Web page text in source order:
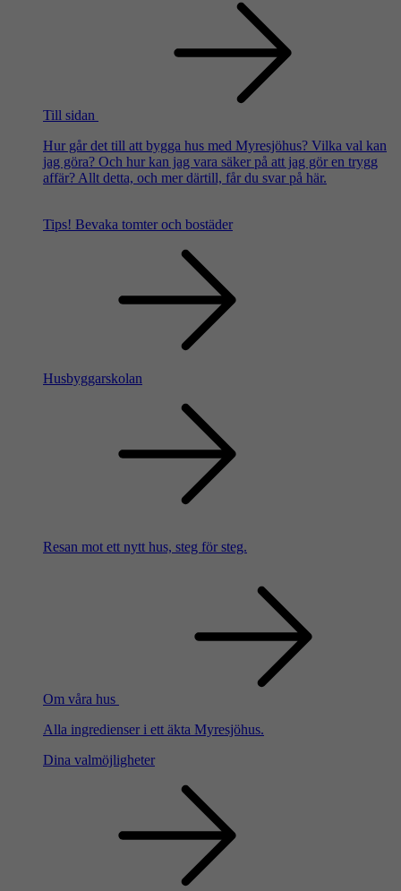
Till sidan
Hur går det till att bygga hus med Myresjöhus? Vilka val kan
jag göra? Och hur kan jag vara säker på att jag gör en trygg
affär? Allt detta, och mer därtill, får du svar på här.
Tips! Bevaka tomter och bostäder
Husbyggarskolan
Resan mot ett nytt hus, steg för steg.
Om våra hus
Alla ingredienser i ett äkta Myresjöhus.
Dina valmöjligheter